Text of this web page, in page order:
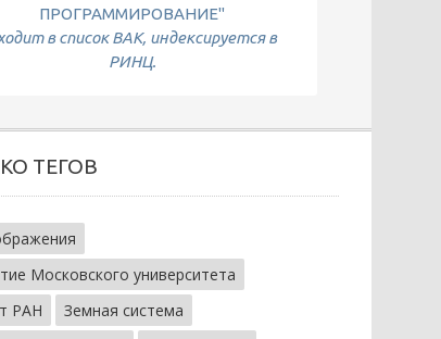
ПРОГРАММИРОВАНИЕ"
в список ВАК, индексируется в
РИНЦ.
ТЕГОВ
Московского университета
РАН
Земная система